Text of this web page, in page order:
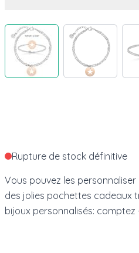
View larger imageView larger
Rupture de stock définitive
Vous pouvez les
des jolies pochettes cadeaux
bijoux personnalisés: comptez